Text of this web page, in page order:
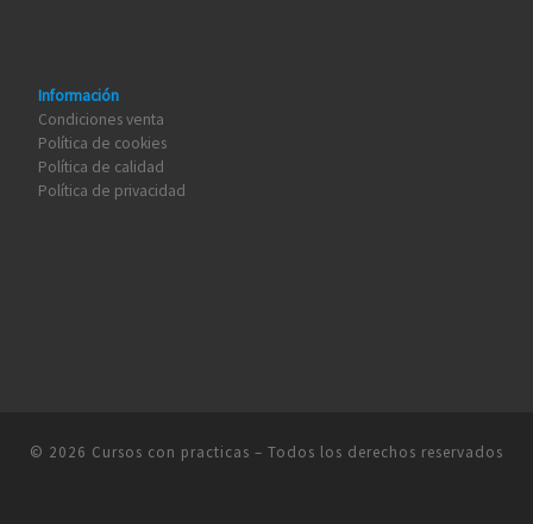
Información
Condiciones venta
Política de cookies
Política de calidad
Política de privacidad
© 2026 Cursos con practicas – Todos los derechos reservados